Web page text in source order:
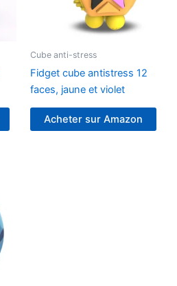
Cube anti-stress
Fidget cube antistress 12
faces, jaune et violet
Acheter sur Amazon